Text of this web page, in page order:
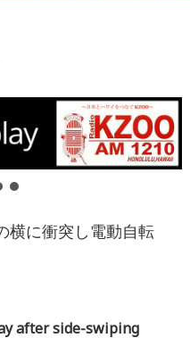
横に衝突し電動自転
after side-swiping